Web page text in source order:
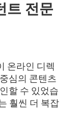
트 전문
온라인 디렉
심의 콘텐츠
할 수 있었습
훨씬 더 복잡